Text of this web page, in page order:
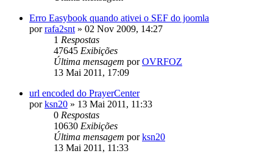
Erro Easybook quando ativei o SEF do joomla
porrafa2snt » 02 Nov 2009, 14:27
1 Respostas
47645 Exibições
Última mensagem porOVRFOZ
13 Mai 2011, 17:09
url encoded do PrayerCenter
porksn20 » 13 Mai 2011, 11:33
0 Respostas
10630 Exibições
Última mensagem porksn20
13 Mai 2011, 11:33